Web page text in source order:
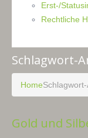
Erst-/
Rechtliche
Schlagwort-
Home
Gold und